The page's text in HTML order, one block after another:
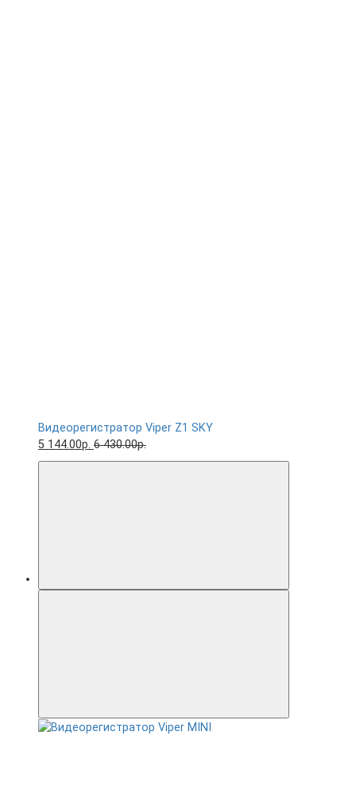
Видеорегистратор Viper Z1 SKY
5 144.00р. 6 430.00р.